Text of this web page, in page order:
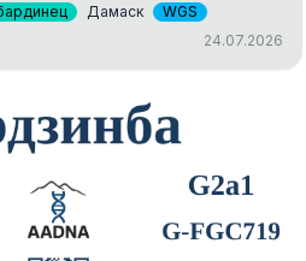
Дамаск
WGS
24.07.2026